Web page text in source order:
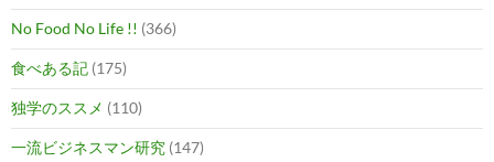
No Food No Life !! (366)
食べある記 (175)
独学のススメ (110)
一流ビジネスマン研究 (147)